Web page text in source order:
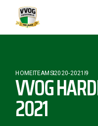
HOMETEAMS2020-2021 9
VVOG
2021